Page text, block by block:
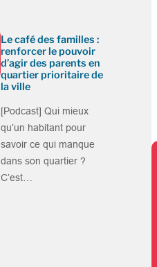
Le café des familles :
renforcer le pouvoir
d’agir des parents en
quartier prioritaire de
la ville
[Podcast] Qui mieux
qu’un habitant pour
savoir ce qui manque
dans son quartier ?
C’est…